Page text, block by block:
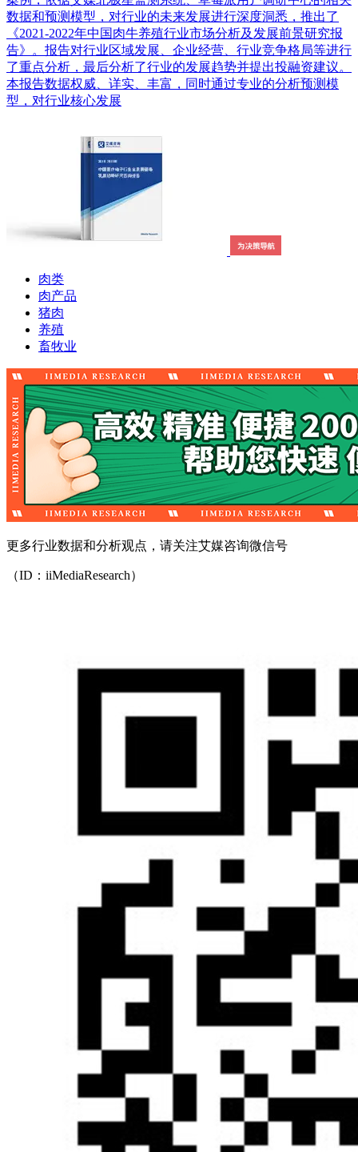
数据和预测模型，对行业的未来发展进行深度洞悉，推出了
《2021-2022年中国肉牛养殖行业市场分析及发展前景研究报
告》。报告对行业区域发展、企业经营、行业竞争格局等进行
了重点分析，最后分析了行业的发展趋势并提出投融资建议。
本报告数据权威、详实、丰富，同时通过专业的分析预测模
型，对行业核心发展
肉类
肉产品
猪肉
养殖
畜牧业
更多行业数据和分析观点，请关注艾媒咨询微信号
（ID：iiMediaResearch）